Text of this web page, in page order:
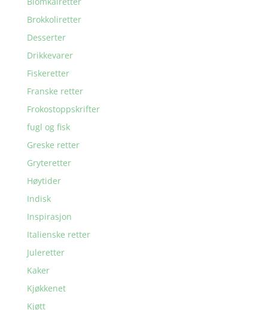
Brokkoliretter
Desserter
Drikkevarer
Fiskeretter
Franske retter
Frokostoppskrifter
fugl og fisk
Greske retter
Gryteretter
Høytider
Indisk
Inspirasjon
Italienske retter
Juleretter
Kaker
Kjøkkenet
Kjøtt